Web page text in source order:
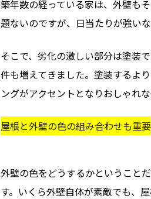
築年数の経っている家は、外壁も
題ないのですが、日当たりが強い
そこで、劣化の激しい部分は塗装
件も増えてきました。塗装するよ
ングがアクセントとなりおしゃれ
屋根と外壁の色の組み合わせも重要
外壁の色をどうするかということ
す。いくら外壁自体が素敵でも、